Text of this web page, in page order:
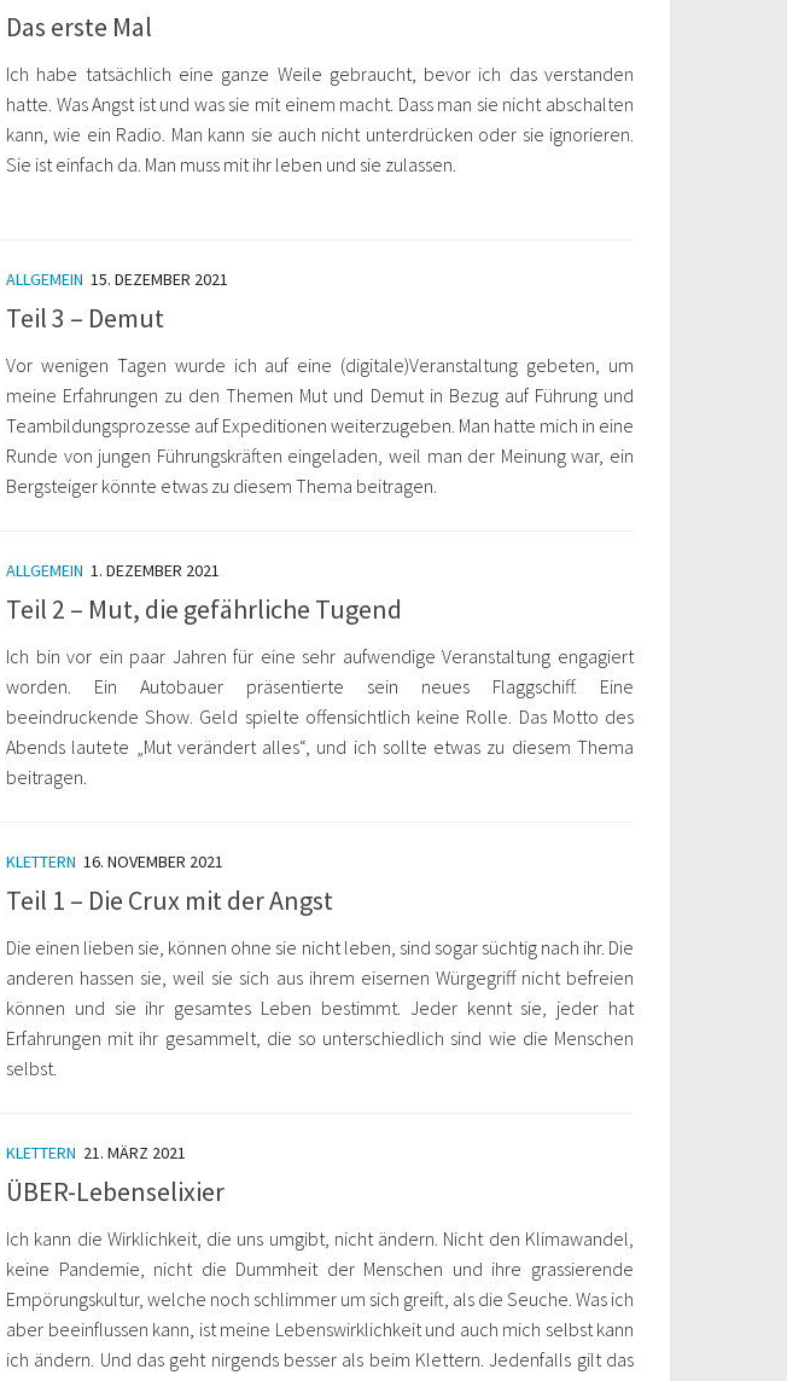
Das erste Mal
Ich habe tatsächlich eine ganze Weile gebraucht, bevor ich das verstanden
hatte. Was Angst ist und was sie mit einem macht. Dass man sie nicht abschalten
kann, wie ein Radio. Man kann sie auch nicht unterdrücken oder sie ignorieren.
Sie ist einfach da. Man muss mit ihr leben und sie zulassen.
ALLGEMEIN 15. DEZEMBER 2021
Teil 3 – Demut
Vor wenigen Tagen wurde ich auf eine (digitale)Veranstaltung gebeten, um
meine Erfahrungen zu den Themen Mut und Demut in Bezug auf Führung und
Teambildungsprozesse auf Expeditionen weiterzugeben. Man hatte mich in eine
Runde von jungen Führungskräften eingeladen, weil man der Meinung war, ein
Bergsteiger könnte etwas zu diesem Thema beitragen.
ALLGEMEIN 1. DEZEMBER 2021
Teil 2 – Mut, die gefährliche Tugend
Ich bin vor ein paar Jahren für eine sehr aufwendige Veranstaltung engagiert
worden. Ein Autobauer präsentierte sein neues Flaggschiff. Eine
beeindruckende Show. Geld spielte offensichtlich keine Rolle. Das Motto des
Abends lautete „Mut verändert alles“, und ich sollte etwas zu diesem Thema
beitragen.
KLETTERN 16. NOVEMBER 2021
Teil 1 – Die Crux mit der Angst
Die einen lieben sie, können ohne sie nicht leben, sind sogar süchtig nach ihr. Die
anderen hassen sie, weil sie sich aus ihrem eisernen Würgegriff nicht befreien
können und sie ihr gesamtes Leben bestimmt. Jeder kennt sie, jeder hat
Erfahrungen mit ihr gesammelt, die so unterschiedlich sind wie die Menschen
selbst.
KLETTERN 21. MÄRZ 2021
ÜBER-Lebenselixier
Ich kann die Wirklichkeit, die uns umgibt, nicht ändern. Nicht den Klimawandel,
keine Pandemie, nicht die Dummheit der Menschen und ihre grassierende
Empörungskultur, welche noch schlimmer um sich greift, als die Seuche. Was ich
aber beeinflussen kann, ist meine Lebenswirklichkeit und auch mich selbst kann
ich ändern. Und das geht nirgends besser als beim Klettern. Jedenfalls gilt das